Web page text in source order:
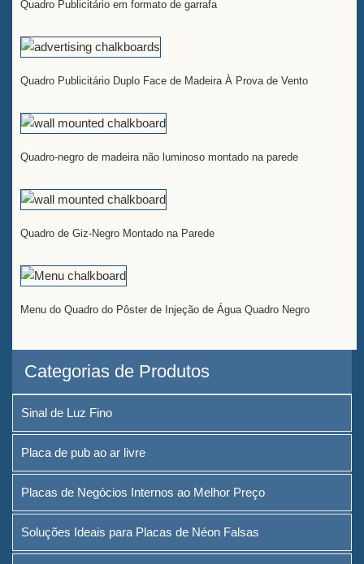
Quadro Publicitário em formato de garrafa
Quadro Publicitário Duplo Face de Madeira À Prova de Vento
Quadro-negro de madeira não luminoso montado na parede
Quadro de Giz-Negro Montado na Parede
Menu do Quadro do Pôster de Injeção de Água Quadro Negro
Categorias de Produtos
Sinal de Luz Fino
Placa de pub ao ar livre
Placas de Negócios Internos ao Melhor Preço
Soluções Ideais para Placas de Néon Falsas